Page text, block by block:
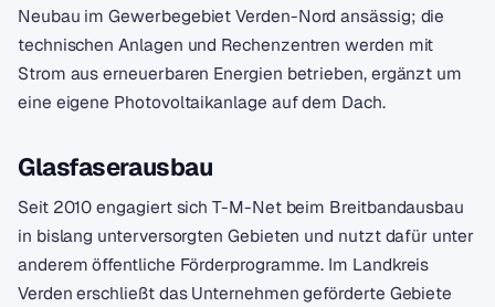
Neubau im Gewerbegebiet Verden-Nord ansässig; die
technischen Anlagen und Rechenzentren werden mit
Strom aus erneuerbaren Energien betrieben, ergänzt um
eine eigene Photovoltaikanlage auf dem Dach.
Glasfaserausbau
Seit 2010 engagiert sich T-M-Net beim Breitbandausbau
in bislang unterversorgten Gebieten und nutzt dafür unter
anderem öffentliche Förderprogramme. Im Landkreis
Verden erschließt das Unternehmen geförderte Gebiete